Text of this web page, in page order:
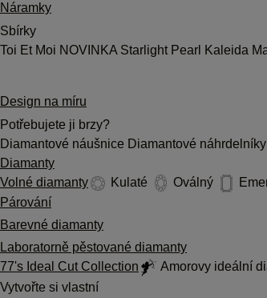
Náramky
Sbírky
Toi Et Moi NOVINKA Starlight Pearl Kaleida
Design na míru
Potřebujete ji brzy?
Diamantové náušnice Diamantové náhrdelníky
Diamanty
Volné diamanty
Kulaté Oválný
Párování
Barevné diamanty
Laboratorně pěstované diamanty
77's Ideal Cut Collection
Amorovy ideální
Vytvořte si vlastní